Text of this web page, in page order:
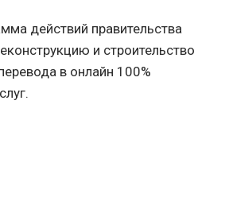
действий правительства
и строительство
в онлайн 100%